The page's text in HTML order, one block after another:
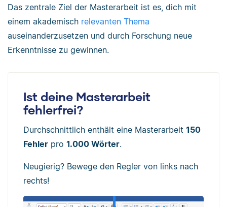
Das zentrale Ziel der Masterarbeit ist es, dich mit
einem akademisch relevanten Thema
auseinanderzusetzen und durch Forschung neue
Erkenntnisse zu gewinnen.
Ist deine Masterarbeit
fehlerfrei?
Durchschnittlich enthält eine Masterarbeit 150
Fehler pro 1.000 Wörter.
Neugierig? Bewege den Regler von links nach
rechts!